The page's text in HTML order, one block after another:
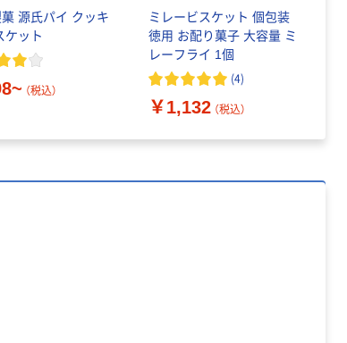
源氏パイ クッキ
ケット
（税込）
ミレービスケット 個包装
徳用 お配り菓子 大容量 ミ
レーフライ 1個
(4)
￥1,132 （税込）
ビッド PEFC認
証
オリジナル
アスクル プラス
チックグローブ
粉なし（パウダ
ーフリー）
￥398~